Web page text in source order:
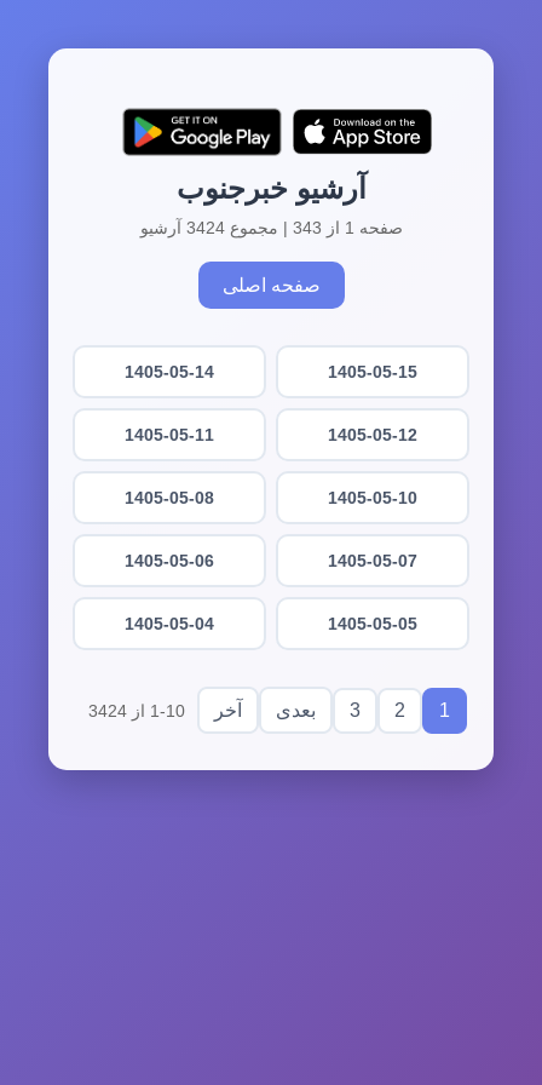
آرشیو خبرجنوب
صفحه 1 از 343 | مجموع 3424 آرشیو
صفحه اصلی
1405-05-15
1405-05-14
1405-05-12
1405-05-11
1405-05-10
1405-05-08
1405-05-07
1405-05-06
1405-05-05
1405-05-04
1
2
3 بعدی آخر 1-10 از 3424